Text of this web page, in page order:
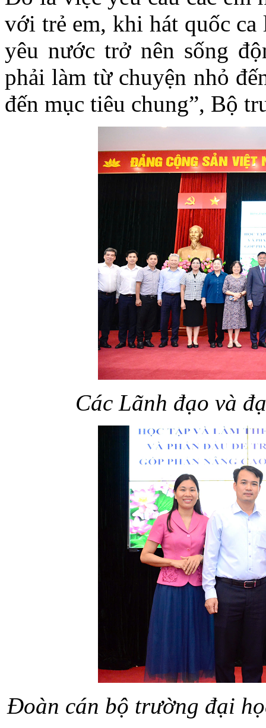
với trẻ em, khi hát quốc
yêu nước trở nên sống
phải làm từ chuyện nhỏ
đến mục tiêu chung”, Bộ
Các Lãnh đạo và
Đoàn cán bộ trường đại